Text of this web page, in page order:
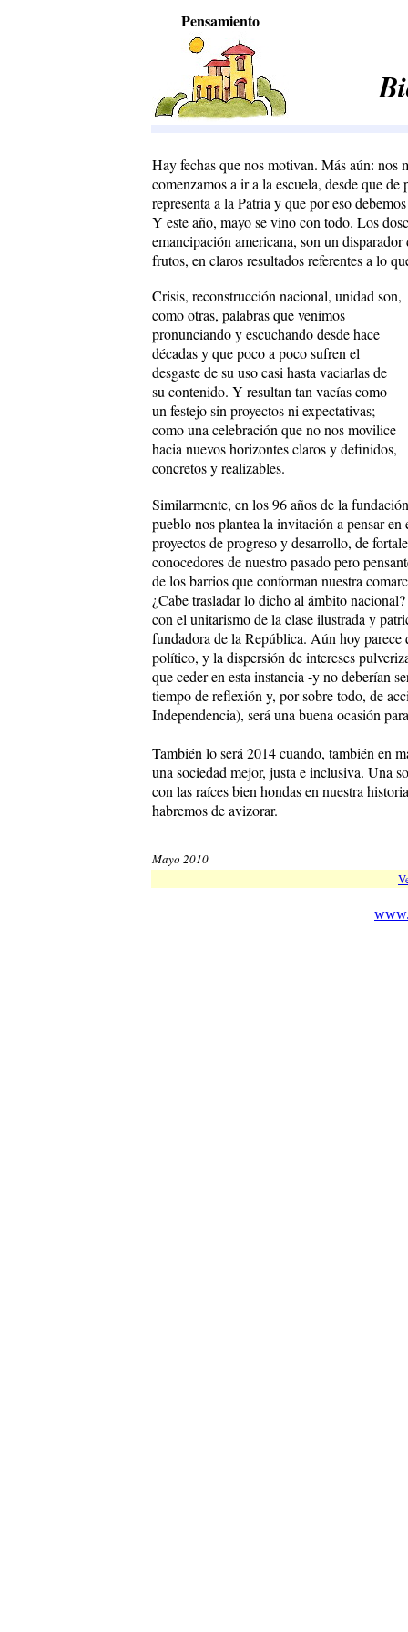
Pensamiento
Hay fechas que nos motivan. Más aún: nos
comenzamos a ir a la escuela, desde que
representa a la Patria y que por eso
Y este año, mayo se vino con todo. Los
emancipación americana, son un
frutos, en claros resultados referentes a lo
Crisis, reconstrucción nacional, unidad son,
como otras, palabras que venimos
pronunciando y escuchando desde hace
décadas y que poco a poco sufren el
desgaste de su uso casi hasta vaciarlas de
su contenido. Y resultan tan vacías como
un festejo sin proyectos ni expectativas;
como una celebración que no nos movilice
hacia nuevos horizontes claros y definidos,
concretos y realizables.
Similarmente, en los 96 años de la
pueblo nos plantea la invitación a pensar
proyectos de progreso y desarrollo, de
conocedores de nuestro pasado pero
de los barrios que conforman nuestra
¿Cabe trasladar lo dicho al ámbito
con el unitarismo de la clase ilustrada y
fundadora de la República. Aún hoy
político, y la dispersión de intereses
que ceder en esta instancia -y no deberían
tiempo de reflexión y, por sobre todo, de
Independencia), será una buena ocasión
También lo será 2014 cuando, también en
una sociedad mejor, justa e inclusiva. Una
con las raíces bien hondas en nuestra
habremos de avizorar.
Mayo 2010